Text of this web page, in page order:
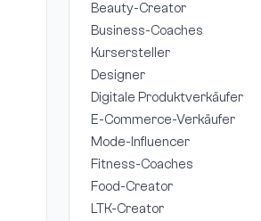
Beauty-Creator
Business-Coaches
Kursersteller
Designer
Digitale Produktverkäufer
E-Commerce-Verkäufer
Mode-Influencer
Fitness-Coaches
Food-Creator
LTK-Creator